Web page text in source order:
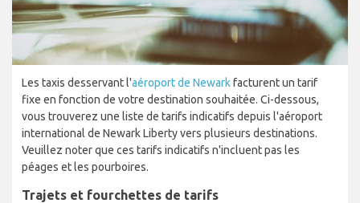
Les taxis desservant l'aéroport de Newarkfacturent un tarif
fixe en fonction de votre destination souhaitée. Ci-dessous,
vous trouverez une liste de tarifs indicatifs depuis l'aéroport
international de Newark Liberty vers plusieurs destinations.
Veuillez noter que ces tarifs indicatifs n'incluent pas les
péages et les pourboires.
Trajets et fourchettes de tarifs